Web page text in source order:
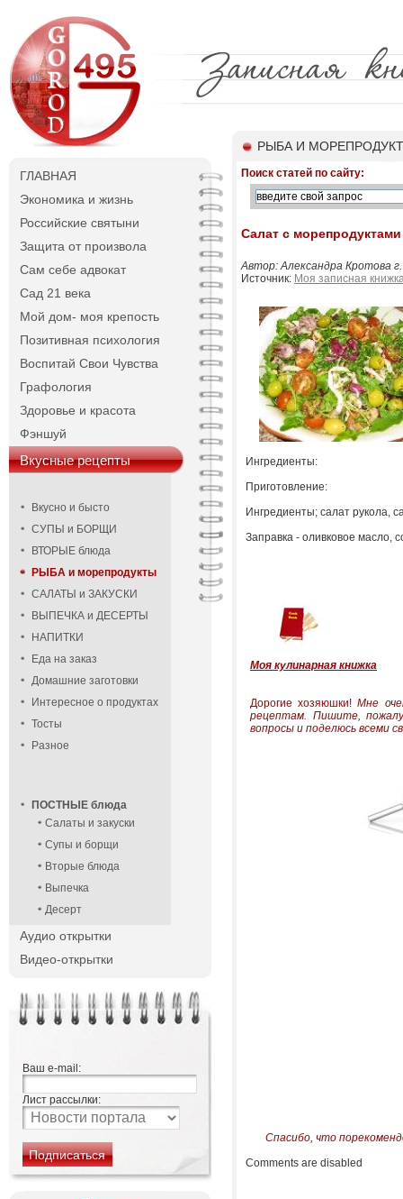
ГЛАВНАЯ
Экономика и жизнь
Российские святыни
Защита от произвола
Сам себе адвокат
Сад 21 века
Мой дом- моя крепость
Позитивная психология
Воспитай Свои Чувства
Графология
Здоровье и красота
Фэншуй
Вкусные рецепты
Вкусно и бысто
СУПЫ и БОРЩИ
ВТОРЫЕ блюда
РЫБА и морепродукты
САЛАТЫ и ЗАКУСКИ
ВЫПЕЧКА и ДЕСЕРТЫ
НАПИТКИ
Еда на заказ
Домашние заготовки
Интересное о продуктах
Тосты
Разное
ПОСТНЫЕ блюда
Салаты и закуски
Супы и борщи
Вторые блюда
Выпечка
Десерт
Аудио открытки
Видео-открытки
Ваш e-mail:
Лист рассылки:
РЫБА И
Поиск статей по сайту:
Салат с морепродуктами
Автор: Александра Кротова
Источник: Моя записная
Ингредиенты:
Приготовление:
Ингредиенты; салат рукола,
Заправка - оливковое масло,
Моя кулинарная книжка
Дорогие хозяюшки!Мне
рецептам. Пишите,
вопросы и поделюсь всеми
Спасибо, что
Comments are disabled